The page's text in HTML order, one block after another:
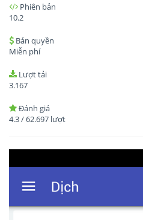
Phiên bản
10.2
Bản quyền
Miễn phí
Lượt tải
3.167
Đánh giá
4.3/62.697 lượt